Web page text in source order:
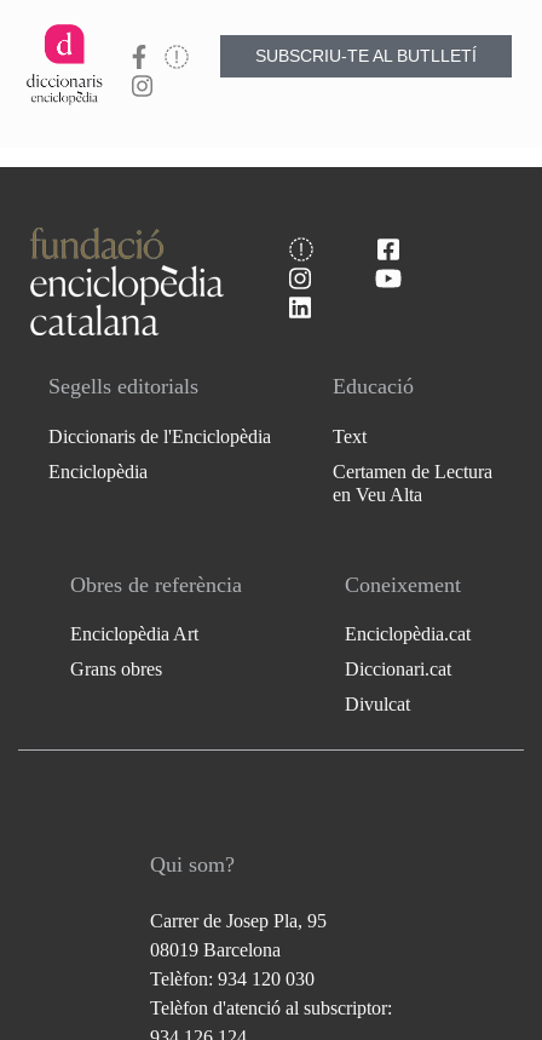
SUBSCRIU-TE AL BUTLLETÍ
Segells editorials
Diccionaris de l'Enciclopèdia
Enciclopèdia
Educació
Text
Certamen de Lectura
en Veu Alta
Obres de referència
Enciclopèdia Art
Grans obres
Coneixement
Enciclopèdia.cat
Diccionari.cat
Divulcat
Qui som?
Carrer de Josep Pla, 95
08019 Barcelona
Telèfon: 934 120 030
Telèfon d'atenció al subscriptor: